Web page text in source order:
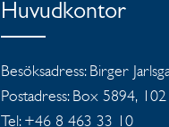
Huvudkontor
Besöksadress: Birger
Postadress: Box 5894,
Tel: +46 8 463 33 10